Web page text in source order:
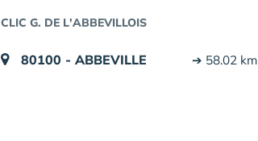
CLIC G. DE L'ABBEVILLOIS
80100 - ABBEVILLE ➔ 58.02 km